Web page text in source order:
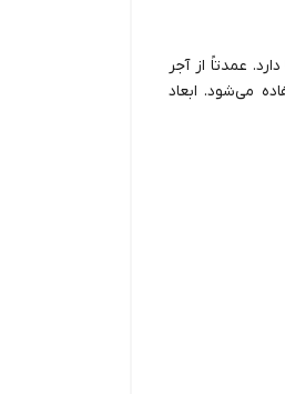
عمدتاً از آجر
می‌شود. ابعاد